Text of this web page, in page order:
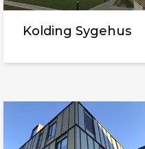
Kolding Sygehus